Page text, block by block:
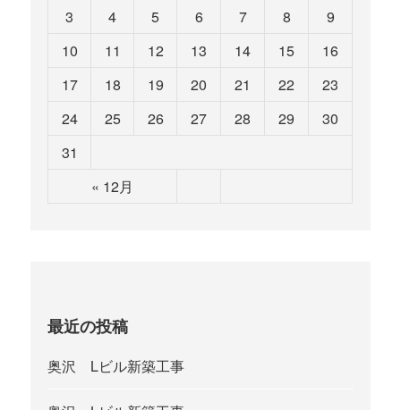
« 12月
3
4 5 6 7 8
9
10
11 12 13 14 15
16
17
18 19 20 21 22
23
24
25 26 27 28 29
30
31
最近の投稿
奥沢 Lビル新築工事